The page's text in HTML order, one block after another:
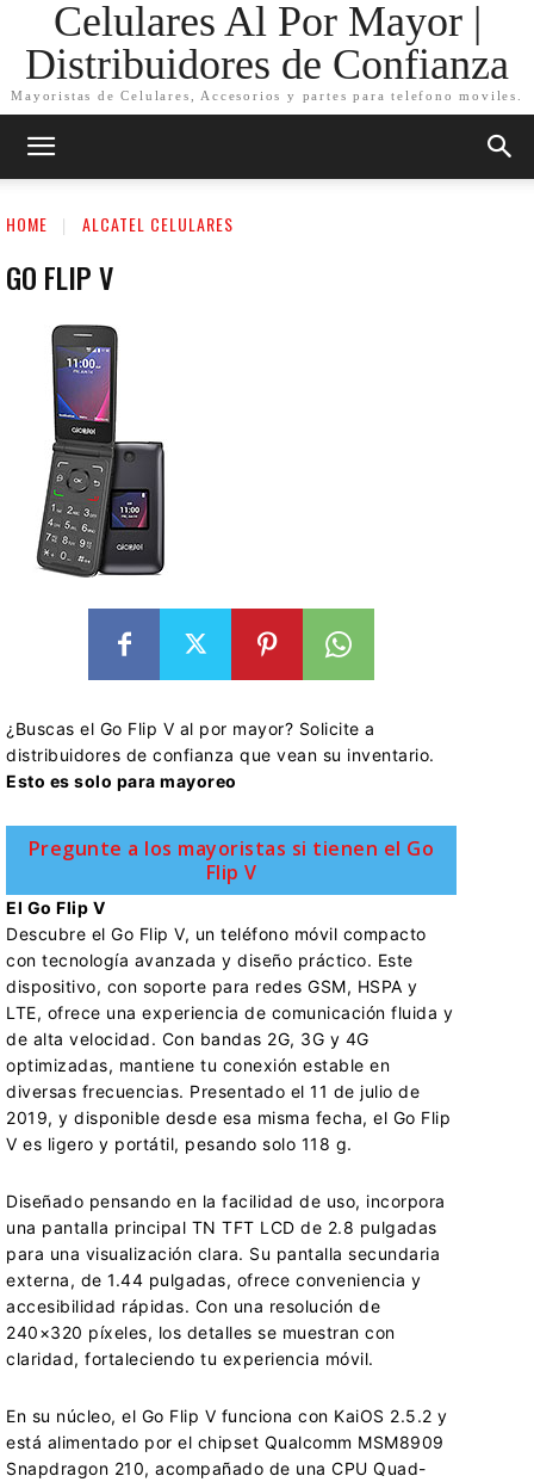
Celulares Al Por Mayor |
Distribuidores de Confianza
Mayoristas de Celulares, Accesorios y partes para telefono moviles.
HOME ALCATEL CELULARES
GO FLIP V
¿Buscas el Go Flip V al por mayor? Solicite a
distribuidores de confianza que vean su inventario.
Esto es solo para mayoreo
Pregunte a los mayoristas si tienen el Go
Flip V
El Go Flip V
Descubre el Go Flip V, un teléfono móvil compacto
con tecnología avanzada y diseño práctico. Este
dispositivo, con soporte para redes GSM, HSPA y
LTE, ofrece una experiencia de comunicación fluida y
de alta velocidad. Con bandas 2G, 3G y 4G
optimizadas, mantiene tu conexión estable en
diversas frecuencias. Presentado el 11 de julio de
2019, y disponible desde esa misma fecha, el Go Flip
V es ligero y portátil, pesando solo 118 g.
Diseñado pensando en la facilidad de uso, incorpora
una pantalla principal TN TFT LCD de 2.8 pulgadas
para una visualización clara. Su pantalla secundaria
externa, de 1.44 pulgadas, ofrece conveniencia y
accesibilidad rápidas. Con una resolución de
240×320 píxeles, los detalles se muestran con
claridad, fortaleciendo tu experiencia móvil.
En su núcleo, el Go Flip V funciona con KaiOS 2.5.2 y
está alimentado por el chipset Qualcomm MSM8909
Snapdragon 210, acompañado de una CPU Quad-